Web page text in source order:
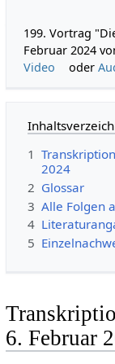
199. Vortrag
Februar 2024
Video
oder
1
2024
2 Glossar
3 Alle Folgen
4
5
6. Februar